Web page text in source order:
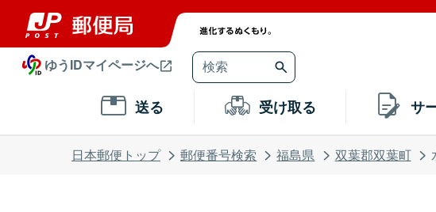
ゆうIDマイページへ
送る 受け取る サ
日本郵便トップ 郵便番号検索 福島県 双葉郡双葉町